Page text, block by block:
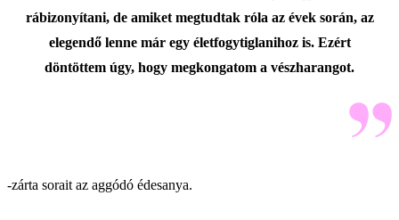
rábizonyítani, de amiket megtudtak róla az évek során, az
elegendő lenne már egy életfogytiglanihoz is. Ezért
döntöttem úgy, hogy megkongatom a vészharangot.
-zárta sorait az aggódó édesanya.